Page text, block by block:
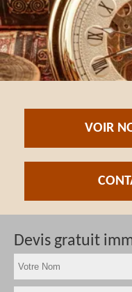
VOIR
Devis gratuit